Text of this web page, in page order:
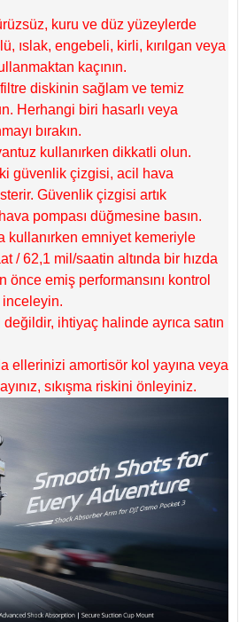
kuru ve düz yüzeylerde
ıslak, engebeli, kirli, kırılgan veya
kaçının.
diskinin sağlam ve temiz
Herhangi biri hasarlı veya
bırakın.
kullanırken dikkatli olun.
güvenlik çizgisi, acil hava
Güvenlik çizgisi artık
pompası düğmesine basın.
kullanırken emniyet kemeriyle
/ 62,1 mil/saatin altında bir hızda
önce emiş performansını kontrol
inceleyin.
ihtiyaç halinde ayrıca satın
ellerinizi amortisör kol yayına veya
sıkışma riskini önleyiniz.